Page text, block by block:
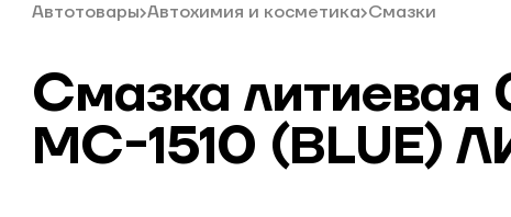
Автотовары Автохимия и косметика Смазки
Смазка
МС-1510 (BLUE)